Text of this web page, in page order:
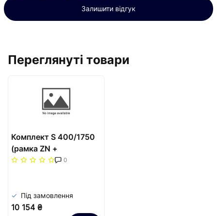
Залишити відгук
Переглянуті товари
Комплект S 400/1750
(рамка ZN +
повздовжня решітка
0
Під замовлення
10 154 ₴